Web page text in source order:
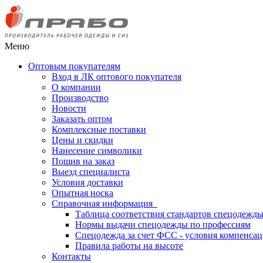
Меню
Оптовым покупателям
Вход в ЛК оптового покупателя
О компании
Производство
Новости
Заказать оптом
Комплексные поставки
Цены и скидки
Нанесение символики
Пошив на заказ
Выезд специалиста
Условия доставки
Опытная носка
Справочная информация
Таблица соответствия стандартов спецодежды
Нормы выдачи спецодежды по профессиям
Спецодежда за счет ФСС - условия
Правила работы на высоте
Контакты